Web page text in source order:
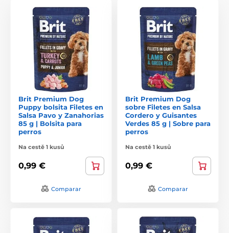
Brit Premium Dog
Puppy bolsita Filetes en
Salsa Pavo y Zanahorias
85 g | Bolsita para
perros
Na cestě 1 kusů
0,99 €
Comparar
Brit Premium Dog
sobre Filetes en Salsa
Cordero y Guisantes
Verdes 85 g | Sobre para
perros
Na cestě 1 kusů
0,99 €
Comparar